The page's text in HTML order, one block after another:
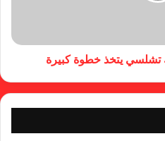
يتخذ خطوة كبيرة